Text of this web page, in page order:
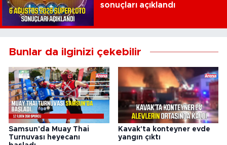
sonuçları açıklandı
Bunlar da ilginizi çekebilir
Samsun'da Muay Thai
Turnuvası heyecanı
Kavak'ta konteyner evde
yangın çıktı